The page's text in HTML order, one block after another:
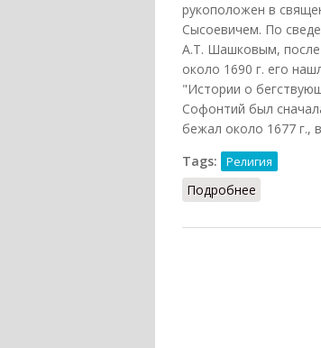
рукоположен в
Сысоевичем. По
А.Т. Шашковым, после
около 1690 г. его
"Истории о
Софонтий был
бежал около 1677 г.,
Tags:
Религия
Подробнее